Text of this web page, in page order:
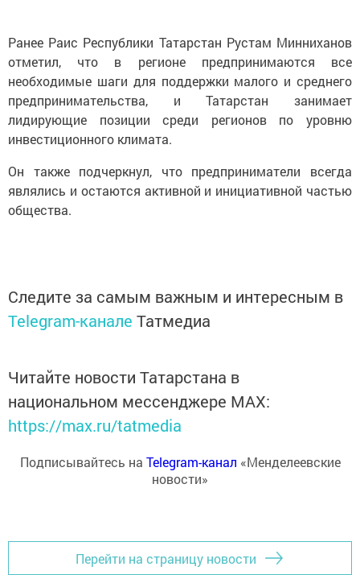
Ранее Раис Республики Татарстан Рустам Минниханов
отметил, что в регионе предпринимаются все
необходимые шаги для поддержки малого и среднего
предпринимательства, и Татарстан занимает
лидирующие позиции среди регионов по уровню
инвестиционного климата.
Он также подчеркнул, что предприниматели всегда
являлись и остаются активной и инициативной частью
общества.
Следите за самым важным и интересным в
Telegram-канале Татмедиа
Читайте новости Татарстана в
национальном мессенджере MАХ:
https://max.ru/tatmedia
Подписывайтесь на Telegram-канал «Менделеевские
новости»
Перейти на страницу новости